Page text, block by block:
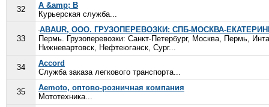
32
A &amp; B
Курьерская служба...
33
ABAUR, ООО. ГРУЗОПЕРЕВОЗКИ: СПБ-МОСКВА-
Пермь. Грузоперевозки: Санкт-Петербург, Москва, Пермь,
Нижневартовск, Нефтеюганск, Сург...
34
Accord
Служба заказа легкового транспорта...
35
Aemoto, оптово-розничная компания
Мототехника...